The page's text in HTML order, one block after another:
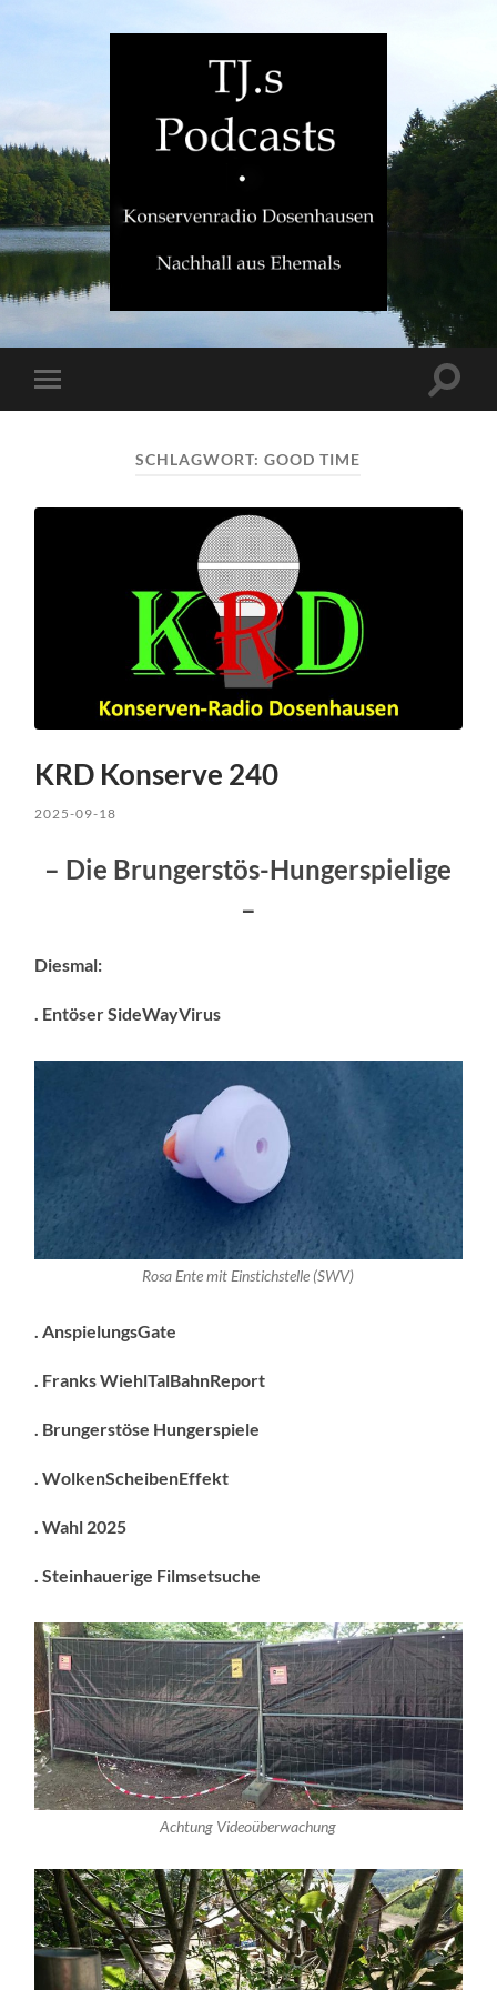
TJ.s
Mobile-
Menü
SCHLAGWORT:GOOD TIME
KRD Konserve 240
2025-09-18
– Die Brungerstös-Hungerspielige
–
Diesmal:
. Entöser SideWayVirus
Rosa Ente mit Einstichstelle (SWV)
. AnspielungsGate
. Franks WiehlTalBahnReport
. Brungerstöse Hungerspiele
. WolkenScheibenEffekt
. Wahl 2025
. Steinhauerige Filmsetsuche
Achtung Videoüberwachung